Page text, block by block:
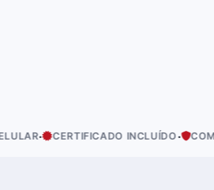
INCLUÍDO· COMPRA